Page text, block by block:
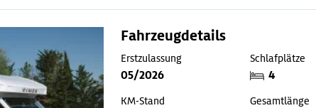
Fahrzeugdetails
Erstzulassung
05/2026
Schlafplätze
4
KM-Stand Gesamtlänge